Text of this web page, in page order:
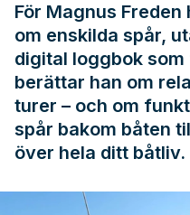
För Magnus
om enskilda spår,
digital loggbok
berättar han om
turer – och om
spår bakom båten
över hela ditt båtliv.